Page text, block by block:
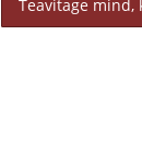
Teavitage mind,